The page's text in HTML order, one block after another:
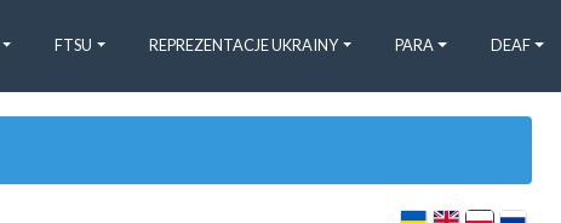
FTSU REPREZENTACJE UKRAINY PARA DEAF